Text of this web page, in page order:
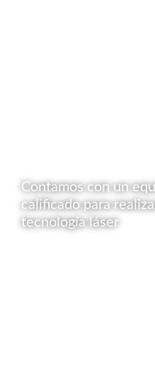
Contamos con un
calificado para
tecnología láser